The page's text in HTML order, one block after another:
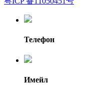
Телефон
Имейл